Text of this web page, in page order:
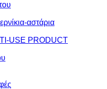
αστάρια
USE PRODUCT